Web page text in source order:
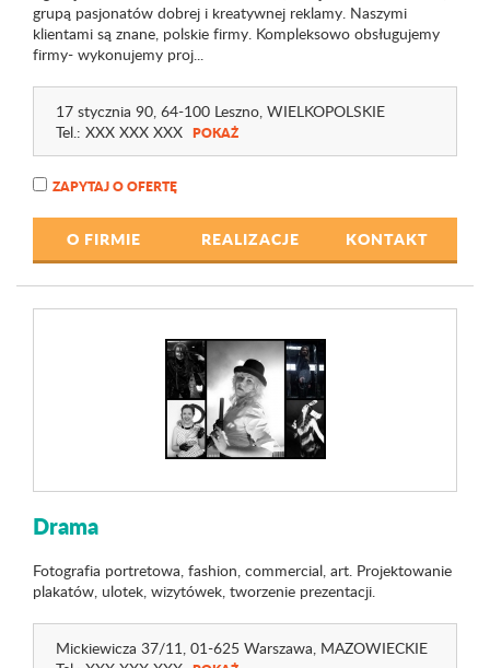
grupą pasjonatów dobrej i kreatywnej reklamy. Naszymi
klientami są znane, polskie firmy. Kompleksowo obsługujemy
firmy- wykonujemy proj...
17 stycznia 90, 64-100 Leszno, WIELKOPOLSKIE
Tel.: XXX XXX XXX POKAŻ
ZAPYTAJ O OFERTĘ
O FIRMIE REALIZACJE KONTAKT
Drama
Fotografia portretowa, fashion, commercial, art. Projektowanie
plakatów, ulotek, wizytówek, tworzenie prezentacji.
Mickiewicza 37/11, 01-625 Warszawa, MAZOWIECKIE